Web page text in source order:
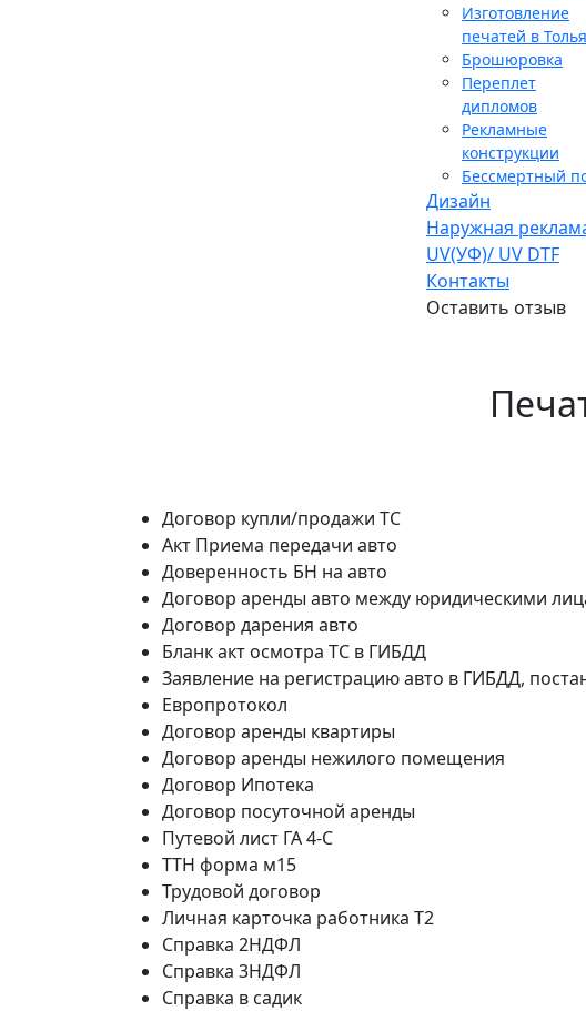
Изготовление
печатей в
Брошюровка
Переплет
дипломов
Рекламные
конструкции
Бессмертный
Дизайн
Наружная
UV(УФ)/ UV DTF
Контакты
Оставить отзыв
Договор купли/продажи ТС
Акт Приема передачи авто
Доверенность БН на авто
Договор аренды авто между юридическими
Договор дарения авто
Бланк акт осмотра ТС в ГИБДД
Заявление на регистрацию авто в ГИБДД,
Европротокол
Договор аренды квартиры
Договор аренды нежилого помещения
Договор Ипотека
Договор посуточной аренды
Путевой лист ГА 4-С
ТТН форма м15
Трудовой договор
Личная карточка работника Т2
Справка 2НДФЛ
Справка 3НДФЛ
Справка в садик